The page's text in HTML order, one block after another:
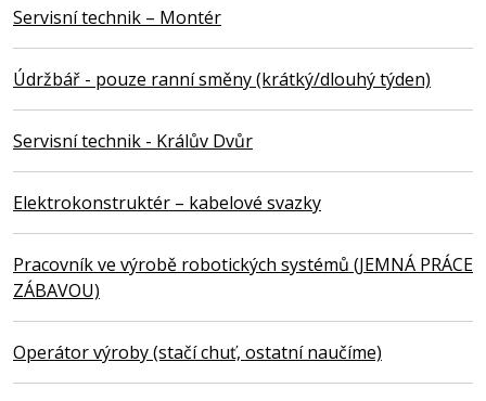
Servisní technik – Montér
Údržbář - pouze ranní směny (krátký/dlouhý týden)
Servisní technik - Králův Dvůr
Elektrokonstruktér – kabelové svazky
Pracovník ve výrobě robotických systémů (JEMNÁ PRÁCE
ZÁBAVOU)
Operátor výroby (stačí chuť, ostatní naučíme)